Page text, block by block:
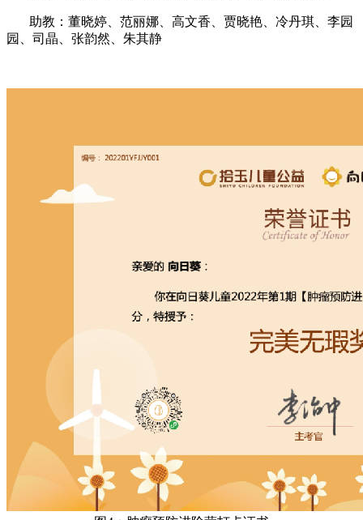
助教：董晓婷、范丽娜、高文香、贾晓艳、冷丹琪、李园
园、司晶、张韵然、朱其静